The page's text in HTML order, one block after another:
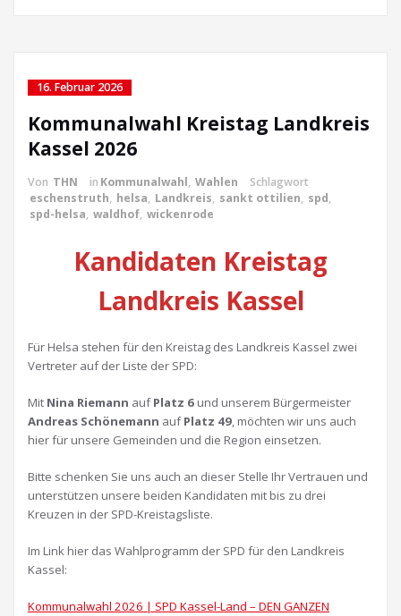
16. Februar 2026
Kommunalwahl Kreistag Landkreis
Kassel 2026
Von THN in Kommunalwahl, Wahlen
Schlagwort
eschenstruth, helsa, Landkreis, sankt ottilien, spd,
spd-helsa, waldhof, wickenrode
Kandidaten Kreistag
Landkreis Kassel
Für Helsa stehen für den Kreistag des Landkreis Kassel zwei
Vertreter auf der Liste der SPD:
Mit Nina Riemann aufPlatz 6 und unserem Bürgermeister
Andreas Schönemann aufPlatz 49, möchten wir uns auch
hier für unsere Gemeinden und die Region einsetzen.
Bitte schenken Sie uns auch an dieser Stelle Ihr Vertrauen und
unterstützen unsere beiden Kandidaten mit bis zu drei
Kreuzen in der SPD-Kreistagsliste.
Im Link hier das Wahlprogramm der SPD für den Landkreis
Kassel:
Kommunalwahl 2026 | SPD Kassel-Land – DEN GANZEN